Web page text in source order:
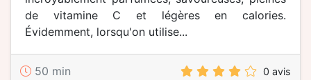
de vitamine C et légères en calories.
Évidemment, lorsqu'on utilise...
50 min 0 avis